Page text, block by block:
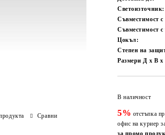
Светоизточник:
Съвместимост
Съвместимост
Цокъл:
Степен на
Размери Д х В
В наличност
5% отстъпка
офис на куриер
за промо
Сравни